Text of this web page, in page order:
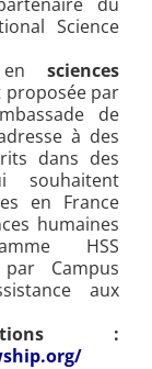
Science
en sciences
proposée par
de
à des
dans des
souhaitent
en France
humaines
HSS
Campus
aux
: